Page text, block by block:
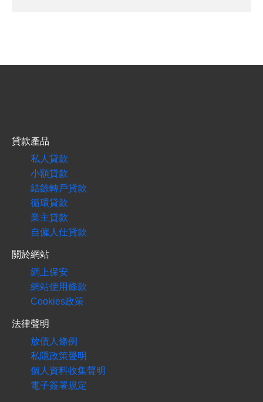
貸款產品
私人貸款
小額貸款
結餘轉戶貸款
循環貸款
業主貸款
自僱人仕貸款
關於網站
網上保安
網站使用條款
Cookies政策
法律聲明
放債人條例
私隱政策聲明
個人資料收集聲明
電子簽署規定